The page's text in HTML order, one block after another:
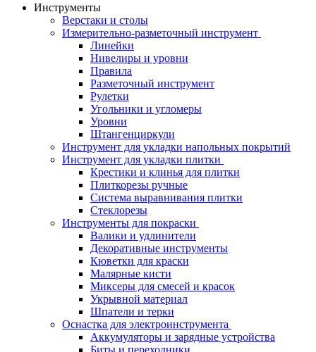
Инструменты
Верстаки и столы
Измерительно-разметочный инструмент
Линейки
Нивелиры и уровни
Правила
Разметочный инструмент
Рулетки
Угольники и угломеры
Уровни
Штангенциркули
Инструмент для укладки напольных покрытий
Инструмент для укладки плитки
Крестики и клинья для плитки
Плиткорезы ручные
Система выравнивания плитки
Стеклорезы
Инструменты для покраски
Валики и удлинители
Декоративные инструменты
Кюветки для краски
Малярные кисти
Миксеры для смесей и красок
Укрывной материал
Шпатели и терки
Оснастка для электроинструмента
Аккумуляторы и зарядные устройства
Биты и переходники